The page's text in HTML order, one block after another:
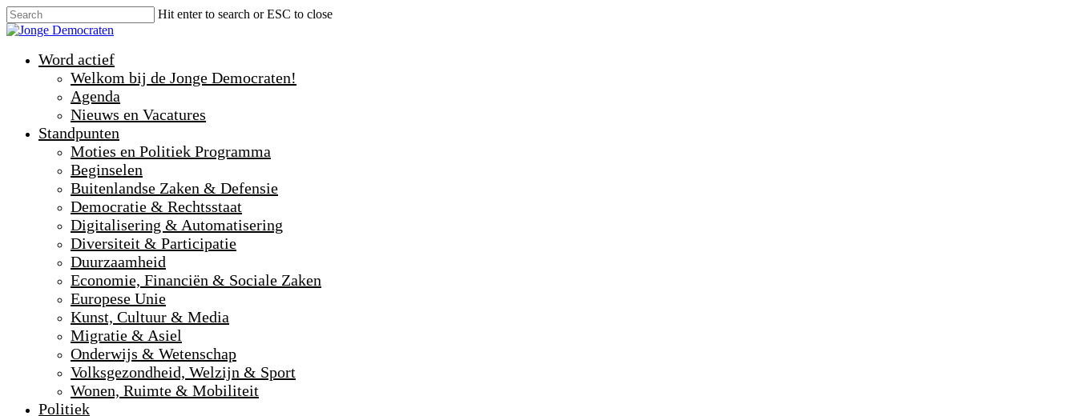
Hit enter to search or ESC to close
Word actief
Welkom bij de Jonge Democraten!
Agenda
Nieuws en Vacatures
Standpunten
Moties en Politiek Programma
Beginselen
Buitenlandse Zaken & Defensie
Democratie & Rechtsstaat
Digitalisering & Automatisering
Diversiteit & Participatie
Duurzaamheid
Economie, Financiën & Sociale Zaken
Europese Unie
Kunst, Cultuur & Media
Migratie & Asiel
Onderwijs & Wetenschap
Volksgezondheid, Welzijn & Sport
Wonen, Ruimte & Mobiliteit
Politiek